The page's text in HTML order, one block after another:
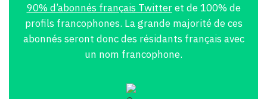
90% d’abonnés français Twitteret de 100% de
profils francophones. La grande majorité de ces
abonnés seront donc des résidants français avec
un nom francophone.